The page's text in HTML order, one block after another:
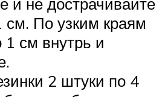
см. По узким краям
1 см внутрь и
2 штуки по 4